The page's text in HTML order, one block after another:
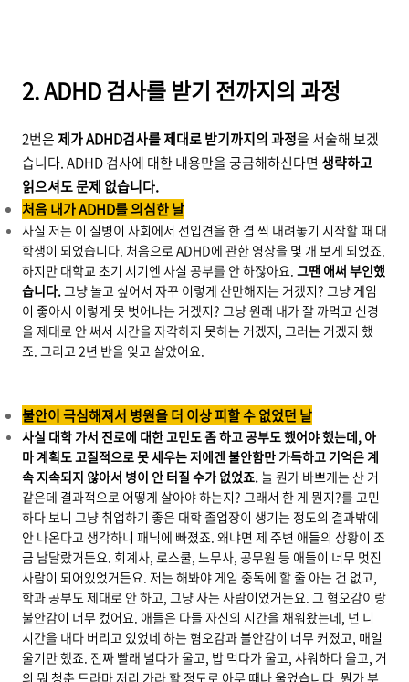
2. ADHD 검사를 받기 전까지의 과정
2번은제가 ADHD검사를 제대로 받기까지의 과정을 서술해 보겠
습니다. ADHD 검사에 대한 내용만을 궁금해하신다면 생략하고
읽으셔도 문제 없습니다.
처음 내가 ADHD를 의심한 날
사실 저는 이 질병이 사회에서 선입견을 한 겹 씩 내려놓기 시작할 때 대
학생이 되었습니다. 처음으로 ADHD에 관한 영상을 몇 개 보게 되었죠.
하지만 대학교 초기 시기엔 사실 공부를 안 하잖아요. 그땐 애써 부인했
습니다.그냥 놀고 싶어서 자꾸 이렇게 산만해지는 거겠지? 그냥 게임
이 좋아서 이렇게 못 벗어나는 거겠지? 그냥 원래 내가 잘 까먹고 신경
을 제대로 안 써서 시간을 자각하지 못하는 거겠지, 그러는 거겠지 했
죠. 그리고 2년 반을 잊고 살았어요.
불안이 극심해져서 병원을 더 이상 피할 수 없었던 날
사실 대학 가서 진로에 대한 고민도 좀 하고 공부도 했어야 했는데, 아
마 계획도 고질적으로 못 세우는 저에겐 불안함만 가득하고 기억은 계
속 지속되지 않아서 병이 안 터질 수가 없었죠.늘 뭔가 바쁘게는 산 거
같은데 결과적으로 어떻게 살아야 하는지? 그래서 한 게 뭔지?를 고민
하다 보니 그냥 취업하기 좋은 대학 졸업장이 생기는 정도의 결과밖에
안 나온다고 생각하니 패닉에 빠졌죠. 왜냐면 제 주변 애들의 상황이 조
금 남달랐거든요. 회계사, 로스쿨, 노무사, 공무원 등 애들이 너무 멋진
사람이 되어있었거든요. 저는 해봐야 게임 중독에 할 줄 아는 건 없고,
학과 공부도 제대로 안 하고, 그냥 사는 사람이었거든요. 그 혐오감이랑
불안감이 너무 컸어요. 애들은 다들 자신의 시간을 채워왔는데, 넌 니
시간을 내다 버리고 있었네 하는 혐오감과 불안감이 너무 커졌고, 매일
울기만 했죠. 진짜 빨래 널다가 울고, 밥 먹다가 울고, 샤워하다 울고, 거
의 뭐 청춘 드라마 저리 가라 할 정도로 아무 때나 울었습니다. 뭔가 부